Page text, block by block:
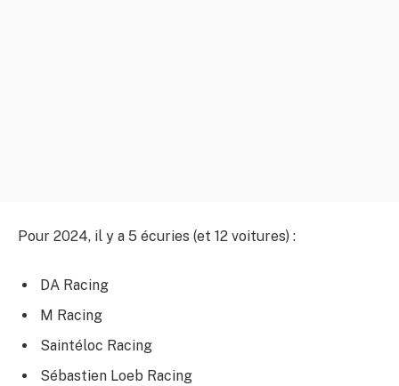
Pour 2024, il y a 5 écuries (et 12 voitures) :
DA Racing
M Racing
Saintéloc Racing
Sébastien Loeb Racing